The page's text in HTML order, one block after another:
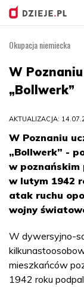
Okupacja niemiecka
W
„Bollwerk”
AKTUALIZACJA:
W Poznaniu
„Bollwerk” -
w poznańskim
w lutym 1942
atak ruchu
wojny
W dywersyjno-
mieszkańców
1942 roku